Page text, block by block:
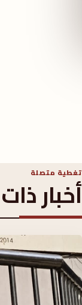
تغطية متصلة
أخبار